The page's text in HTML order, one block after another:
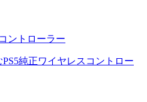
ントローラー
純正ワイヤレスコントロー